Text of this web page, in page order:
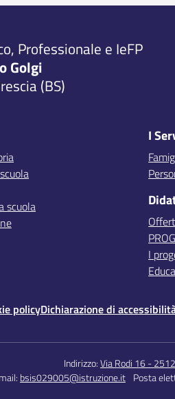
Professionale e IeFP
Golgi
(BS)
scuola
I
I
policyDichiarazione di
Indirizzo:Via Rodi 16 -
bsis029005@istruzione.it Posta